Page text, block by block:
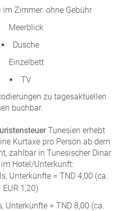
im Zimmer: ohne Gebühr
Meerblick
Dusche
Einzelbett
TV
zu tagesaktuellen
buchbar.
Tunesien erhebt
Kurtaxe pro Person ab dem
zahlbar in Tunesischer Dinar
im Hotel/Unterkunft:
Unterkünfte = TND 4,00 (ca.
EUR 1,20)
Unterkünfte = TND 8,00 (ca.